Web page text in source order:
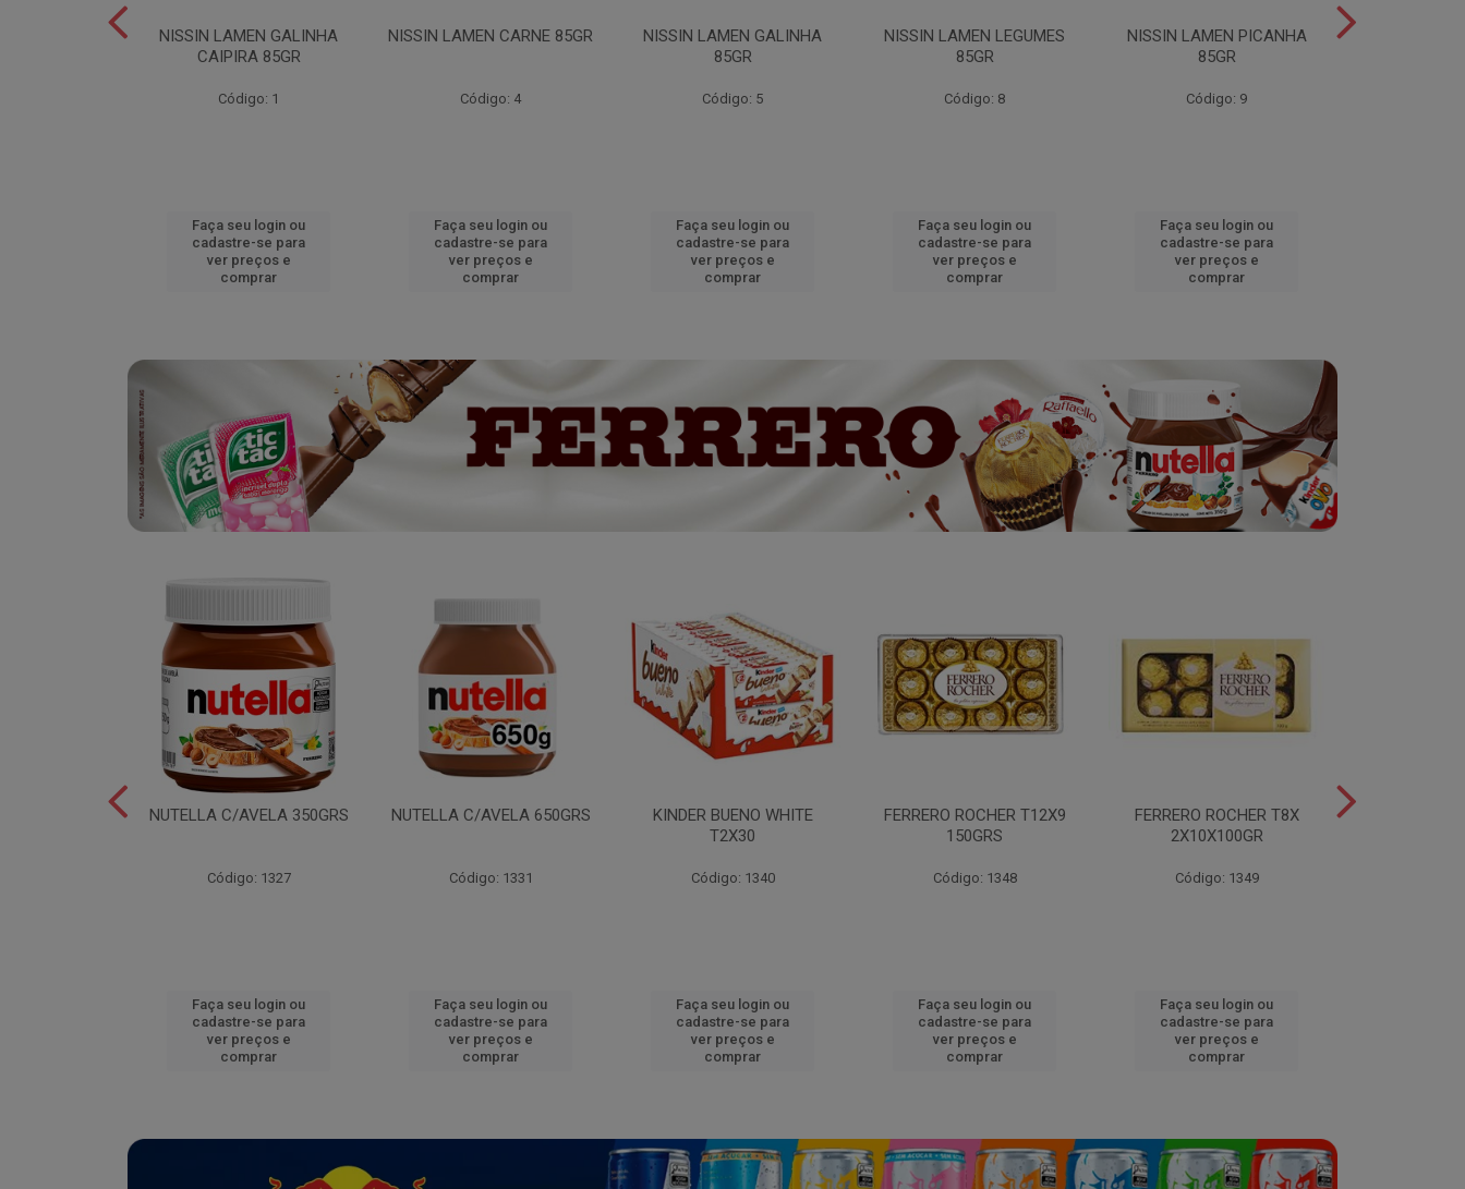
NISSIN LAMEN GALINHA
CAIPIRA 85GR
Código: 1
Faça seu login ou
cadastre-se para
ver preços e
comprar
NISSIN LAMEN CARNE 85GR
Código: 4
Faça seu login ou
cadastre-se para
ver preços e
comprar
NISSIN LAMEN GALINHA
85GR
Código: 5
Faça seu login ou
cadastre-se para
ver preços e
comprar
NISSIN LAMEN LEGUMES
85GR
Código: 8
Faça seu login ou
cadastre-se para
ver preços e
comprar
NISSIN LAMEN PICANHA
85GR
Código: 9
Faça seu login ou
cadastre-se para
ver preços e
comprar
NUTELLA C/AVELA 350GRS
Código: 1327
Faça seu login ou
cadastre-se para
ver preços e
comprar
NUTELLA C/AVELA 650GRS
Código: 1331
Faça seu login ou
cadastre-se para
ver preços e
comprar
KINDER BUENO WHITE
T2X30
Código: 1340
Faça seu login ou
cadastre-se para
ver preços e
comprar
FERRERO ROCHER T12X9
150GRS
Código: 1348
Faça seu login ou
cadastre-se para
ver preços e
comprar
FERRERO ROCHER T8X
2X10X100GR
Código: 1349
Faça seu login ou
cadastre-se para
ver preços e
comprar